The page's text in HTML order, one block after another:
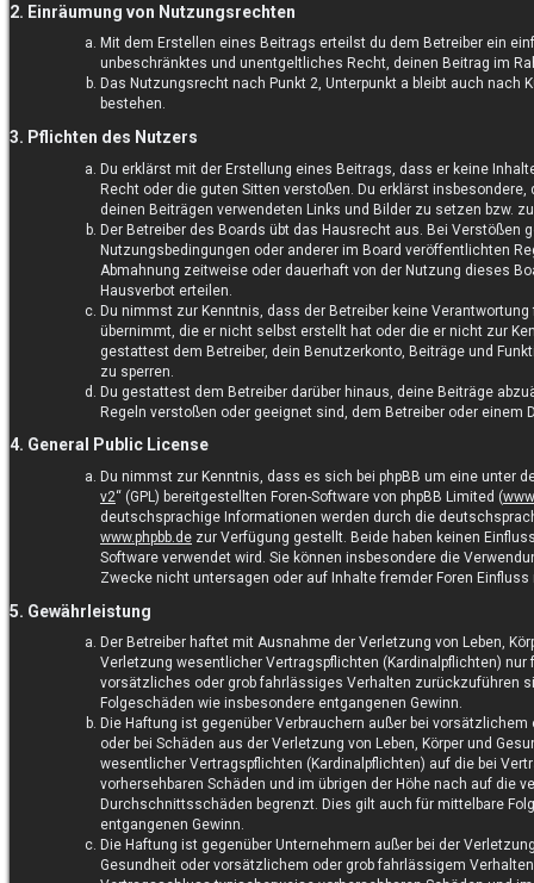
2. Einräumung von Nutzungsrechten
Mit dem Erstellen eines Beitrags erteilst du dem Betreiber ein
unbeschränktes und unentgeltliches Recht, deinen Beitrag im
Das Nutzungsrecht nach Punkt 2, Unterpunkt a bleibt auch nach
bestehen.
3. Pflichten des Nutzers
Du erklärst mit der Erstellung eines Beitrags, dass er keine
Recht oder die guten Sitten verstoßen. Du erklärst
deinen Beiträgen verwendeten Links und Bilder zu setzen bzw.
Der Betreiber des Boards übt das Hausrecht aus. Bei Verstößen
Nutzungsbedingungen oder anderer im Board veröffentlichten
Abmahnung zeitweise oder dauerhaft von der Nutzung dieses
Hausverbot erteilen.
Du nimmst zur Kenntnis, dass der Betreiber keine
übernimmt, die er nicht selbst erstellt hat oder die er nicht zur
gestattest dem Betreiber, dein Benutzerkonto, Beiträge und
zu sperren.
Du gestattest dem Betreiber darüber hinaus, deine Beiträge
Regeln verstoßen oder geeignet sind, dem Betreiber oder einem
4. General Public License
Du nimmst zur Kenntnis, dass es sich bei phpBB um eine unter
v2“ (GPL) bereitgestellten Foren-Software von phpBB Limited (
deutschsprachige Informationen werden durch die
www.phpbb.de zur Verfügung gestellt. Beide haben keinen
Software verwendet wird. Sie können insbesondere die
Zwecke nicht untersagen oder auf Inhalte fremder Foren Einfluss
5. Gewährleistung
Der Betreiber haftet mit Ausnahme der Verletzung von Leben,
Verletzung wesentlicher Vertragspflichten (Kardinalpflichten) nur
vorsätzliches oder grob fahrlässiges Verhalten zurückzuführen
Folgeschäden wie insbesondere entgangenen Gewinn.
Die Haftung ist gegenüber Verbrauchern außer bei
oder bei Schäden aus der Verletzung von Leben, Körper und
wesentlicher Vertragspflichten (Kardinalpflichten) auf die bei
vorhersehbaren Schäden und im übrigen der Höhe nach auf die
Durchschnittsschäden begrenzt. Dies gilt auch für mittelbare
entgangenen Gewinn.
Die Haftung ist gegenüber Unternehmern außer bei der
Gesundheit oder vorsätzlichem oder grob fahrlässigem